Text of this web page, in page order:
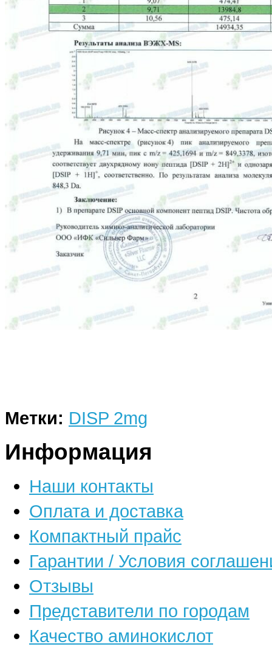
Метки: DISP 2mg
Информация
Наши контакты
Оплата и доставка
Компактный прайс
Гарантии / Условия
Отзывы
Представители по городам
Качество аминокислот